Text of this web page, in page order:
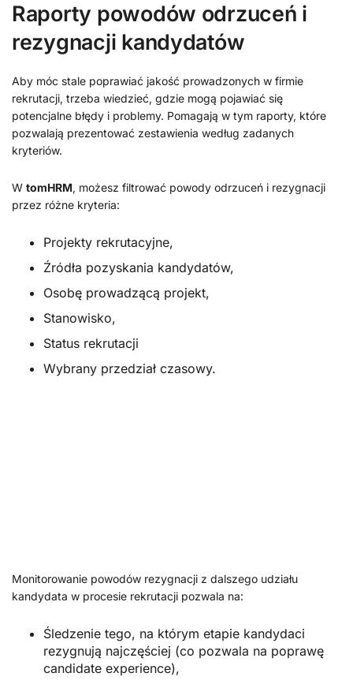
Raporty powodów odrzuceń i
rezygnacji kandydatów
Aby móc stale poprawiać jakość prowadzonych w firmie
rekrutacji, trzeba wiedzieć, gdzie mogą pojawiać się
potencjalne błędy i problemy. Pomagają w tym raporty, które
pozwalają prezentować zestawienia według zadanych
kryteriów.
W tomHRM, możesz filtrować powody odrzuceń i rezygnacji
przez różne kryteria:
Projekty rekrutacyjne,
Źródła pozyskania kandydatów,
Osobę prowadzącą projekt,
Stanowisko,
Status rekrutacji
Wybrany przedział czasowy.
Monitorowanie powodów rezygnacji z dalszego udziału
kandydata w procesie rekrutacji pozwala na:
Śledzenie tego, na którym etapie kandydaci
rezygnują najczęściej (co pozwala na poprawę
candidate experience),